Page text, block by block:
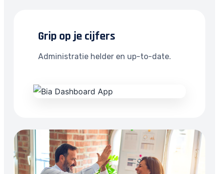
Grip op je cijfers
Administratie helder en up-to-date.